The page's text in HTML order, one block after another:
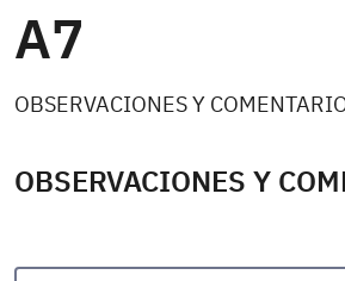
A7
OBSERVACIONES Y
OBSERVACIONES Y